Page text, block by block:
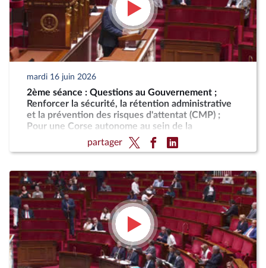
mardi 16 juin 2026
2ème séance : Questions au Gouvernement ;
Renforcer la sécurité, la rétention administrative
et la prévention des risques d'attentat (CMP) ;
Pour une Corse autonome au sein de la
partager